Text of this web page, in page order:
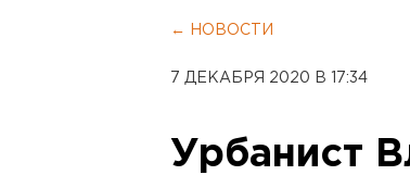
← НОВОСТИ
7 ДЕКАБРЯ 2020 В 17:34
Урбанист